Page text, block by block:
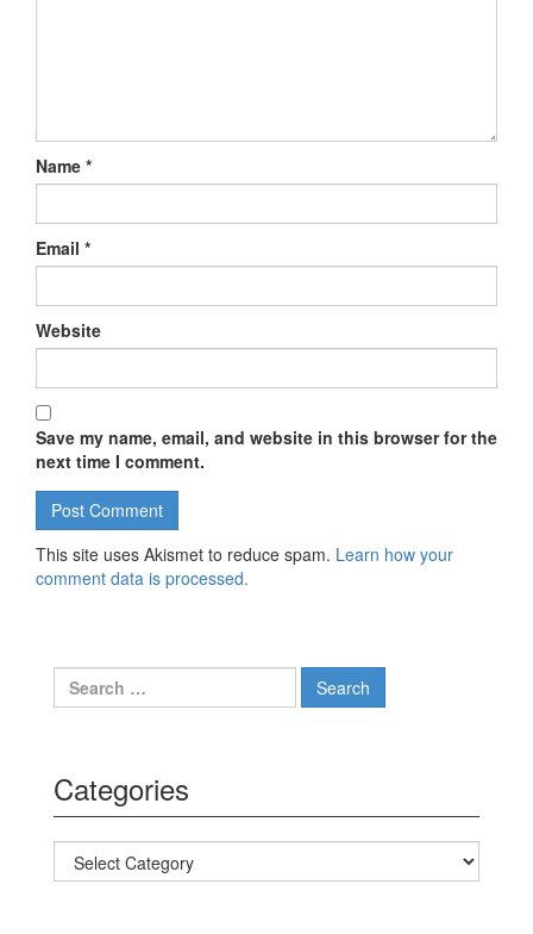
Name *
Email *
Website
Save my name, email, and website in this browser for the
next time I comment.
This site uses Akismet to reduce spam. Learn how your
comment data is processed.
Search for:
Categories
Categories